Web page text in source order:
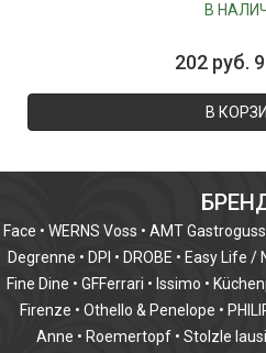
В
202 руб.
В
Face • WERNS Voss • AMT Gastroguss
Degrenne • DPI • DROBE • Easy Life /
Fine Dine • GFFerrari • Issimo •
Firenze • Othello & Penelope •
Anne • Roemertopf • Stolzle